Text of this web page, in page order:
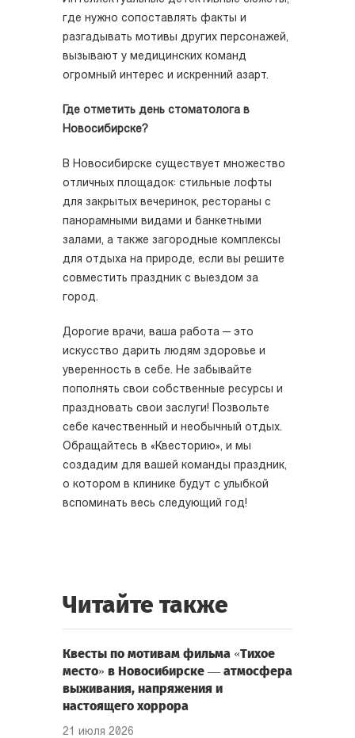
где нужно сопоставлять факты и
разгадывать мотивы других персонажей,
вызывают у медицинских команд
огромный интерес и искренний азарт.
Где отметить день стоматолога в
Новосибирске?
В Новосибирске существует множество
отличных площадок: стильные лофты
для закрытых вечеринок, рестораны с
панорамными видами и банкетными
залами, а также загородные комплексы
для отдыха на природе, если вы решите
совместить праздник с выездом за
город.
Дорогие врачи, ваша работа — это
искусство дарить людям здоровье и
уверенность в себе. Не забывайте
пополнять свои собственные ресурсы и
праздновать свои заслуги! Позвольте
себе качественный и необычный отдых.
Обращайтесь в «Квесторию», и мы
создадим для вашей команды праздник,
о котором в клинике будут с улыбкой
вспоминать весь следующий год!
Читайте также
Квесты по мотивам фильма «Тихое
место» в Новосибирске — атмосфера
выживания, напряжения и
настоящего хоррора
21 июля 2026